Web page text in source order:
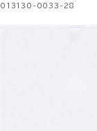
013130-0033-28